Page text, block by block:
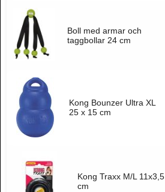
Boll med armar och
taggbollar 24 cm
Kong Bounzer Ultra XL
25 x 15 cm
Kong Traxx M/L 11x3,5
cm